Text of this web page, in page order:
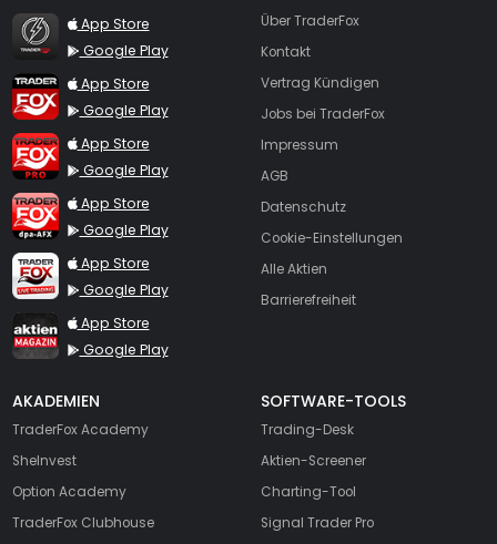
TraderFox Flash
App Store
Google Play
TraderFox App
App Store
Google Play
TraderFox Pro
App Store
Google Play
TraderFox dpa-AFX ProFeed
App Store
Google Play
TraderFox Live Trading
App Store
Google Play
TraderFox aktien Magazin
App Store
Google Play
Über TraderFox
Kontakt
Vertrag Kündigen
Jobs bei TraderFox
Impressum
AGB
Datenschutz
Cookie-Einstellungen
Alle Aktien
Barrierefreiheit
AKADEMIEN
TraderFox Academy
SheInvest
Option Academy
TraderFox Clubhouse
SOFTWARE-TOOLS
Trading-Desk
Aktien-Screener
Charting-Tool
Signal Trader Pro